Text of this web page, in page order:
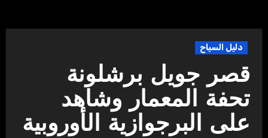
دليل السياح
قصر جويل برشلونة
تحفة المعمار وشاهد
على البرجوازية الأوروبية